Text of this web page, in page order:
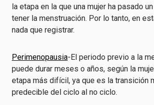
la etapa en la que una mujer ha pasado
tener la menstruación. Por lo tanto, en
nada que registrar.
Perimenopausia-El periodo previo a la
puede durar meses o años, según la
etapa más difícil, ya que es la transición
predecible del ciclo al no ciclo.